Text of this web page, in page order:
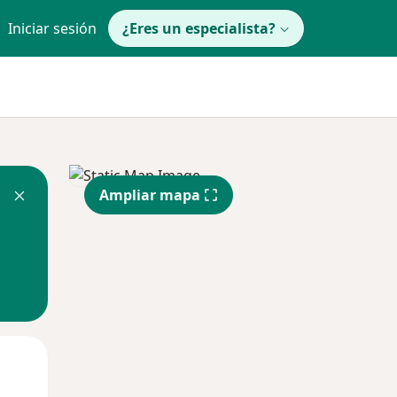
Iniciar sesión ¿Eres un especialista?
Ampliar mapa